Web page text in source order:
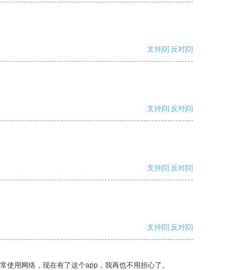
支持[0] 反对[0]
支持[0] 反对[0]
支持[0] 反对[0]
支持[0] 反对[0]
用网络，现在有了这个app，我再也不用担心了。